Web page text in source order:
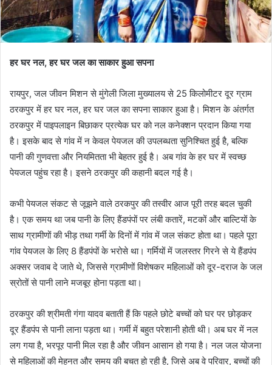
हर घर नल, हर घर जल का साकार हुआ सपना
रायपुर, जल जीवन मिशन से मुंगेली जिला मुख्यालय से 25 किलोमीटर दूर ग्राम
ठरकपुर में हर घर नल, हर घर जल का सपना साकार हुआ है। मिशन के अंतर्गत
ठरकपुर में पाइपलाइन बिछाकर प्रत्येक घर को नल कनेक्शन प्रदान किया गया
है। इसके बाद से गांव में न केवल पेयजल की उपलब्धता सुनिश्चित हुई है, बल्कि
पानी की गुणवत्ता और नियमितता भी बेहतर हुई है। अब गांव के हर घर में स्वच्छ
पेयजल पहुंच रहा है। इसने ठरकपुर की कहानी बदल गई है।
कभी पेयजल संकट से जूझने वाले ठरकपुर की तस्वीर आज पूरी तरह बदल चुकी
है। एक समय था जब पानी के लिए हैंडपंपों पर लंबी कतारें, मटकों और बाल्टियों के
साथ ग्रामीणों की भीड़ तथा गर्मी के दिनों में गांव में जल संकट होता था। पहले पूरा
गांव पेयजल के लिए 8 हैंडपंपों के भरोसे था। गर्मियों में जलस्तर गिरने से ये हैंडपंप
अक्सर जवाब दे जाते थे, जिससे ग्रामीणों विशेषकर महिलाओं को दूर-दराज के जल
स्रोतों से पानी लाने मजबूर होना पड़ता था।
ठरकपुर की श्रीमती गंगा यादव बताती हैं कि पहले छोटे बच्चों को घर पर छोड़कर
दूर हैंडपंप से पानी लाना पड़ता था। गर्मी में बहुत परेशानी होती थी। अब घर में नल
लग गया है, भरपूर पानी मिल रहा है और जीवन आसान हो गया है। नल जल योजना
से महिलाओं की मेहनत और समय की बचत हो रही है, जिसे अब वे परिवार, बच्चों की